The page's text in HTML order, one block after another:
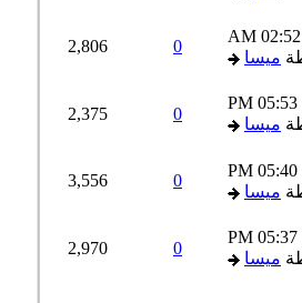
02:52
ميسا
2,806
05:53
ميسا
2,375
05:40
ميسا
3,556
05:37
ميسا
2,970